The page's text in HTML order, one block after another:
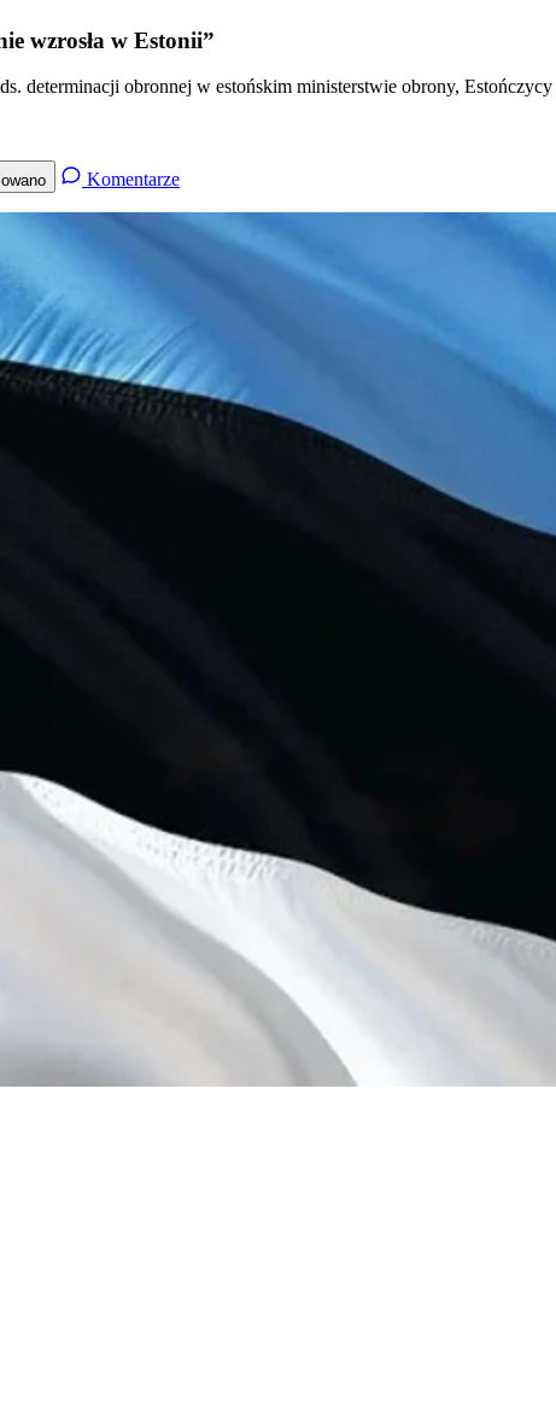
wzrosła w Estonii”
determinacji obronnej w estońskim ministerstwie obrony, Estończycy
Komentarze